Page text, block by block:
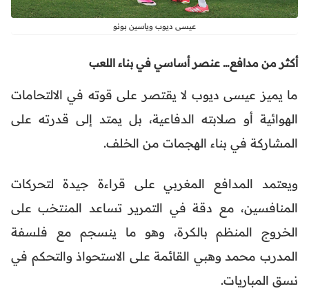
عيسى ديوب وياسين بونو
أكثر من مدافع… عنصر أساسي في بناء اللعب
ما يميز عيسى ديوب لا يقتصر على قوته في الالتحامات
الهوائية أو صلابته الدفاعية، بل يمتد إلى قدرته على
المشاركة في بناء الهجمات من الخلف.
ويعتمد المدافع المغربي على قراءة جيدة لتحركات
المنافسين، مع دقة في التمرير تساعد المنتخب على
الخروج المنظم بالكرة، وهو ما ينسجم مع فلسفة
المدرب محمد وهبي القائمة على الاستحواذ والتحكم في
نسق المباريات.